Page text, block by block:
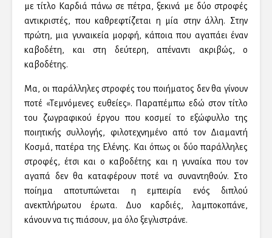
με τίτλο Καρδιά πάνω σε πέτρα, ξεκινά με δύο στροφές
αντικριστές, που καθρεφτίζεται η μία στην άλλη. Στην
πρώτη, μια γυναικεία μορφή, κάποια που αγαπάει έναν
καβοδέτη, και στη δεύτερη, απέναντι ακριβώς, ο
καβοδέτης.
Μα, οι παράλληλες στροφές του ποιήματος δεν θα γίνουν
ποτέ «Τεμνόμενες ευθείες». Παραπέμπω εδώ στον τίτλο
του ζωγραφικού έργου που κοσμεί το εξώφυλλο της
ποιητικής συλλογής, φιλοτεχνημένο από τον Διαμαντή
Κοσμά, πατέρα της Ελένης. Και όπως οι δύο παράλληλες
στροφές, έτσι και ο καβοδέτης και η γυναίκα που τον
αγαπά δεν θα καταφέρουν ποτέ να συναντηθούν. Στο
ποίημα αποτυπώνεται η εμπειρία ενός διπλού
ανεκπλήρωτου έρωτα. Δυο καρδιές, λαμποκοπάνε,
κάνουν να τις πιάσουν, μα όλο ξεγλιστράνε.